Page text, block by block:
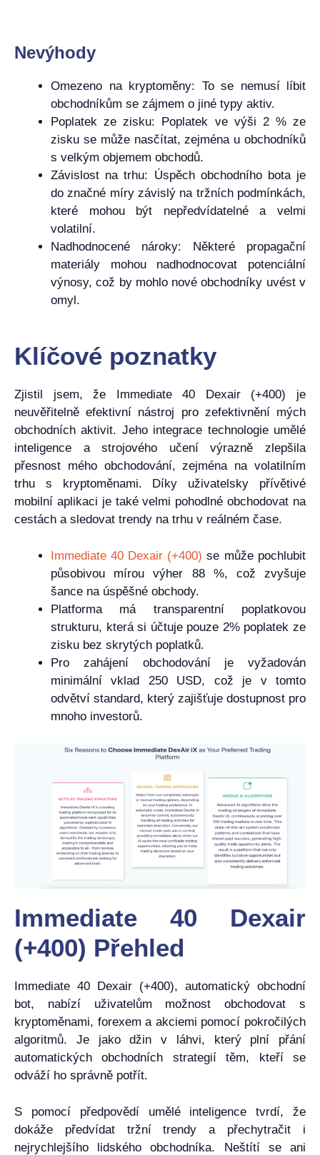
Nevýhody
Omezeno na kryptoměny: To se nemusí líbit
obchodníkům se zájmem o jiné typy aktiv.
Poplatek ze zisku: Poplatek ve výši 2 % ze
zisku se může nasčítat, zejména u obchodníků
s velkým objemem obchodů.
Závislost na trhu: Úspěch obchodního bota je
do značné míry závislý na tržních podmínkách,
které mohou být nepředvídatelné a velmi
volatilní.
Nadhodnocené nároky: Některé propagační
materiály mohou nadhodnocovat potenciální
výnosy, což by mohlo nové obchodníky uvést v
omyl.
Klíčové poznatky
Zjistil jsem, že Immediate 40 Dexair (+400) je
neuvěřitelně efektivní nástroj pro zefektivnění mých
obchodních aktivit. Jeho integrace technologie umělé
inteligence a strojového učení výrazně zlepšila
přesnost mého obchodování, zejména na volatilním
trhu s kryptoměnami. Díky uživatelsky přívětivé
mobilní aplikaci je také velmi pohodlné obchodovat na
cestách a sledovat trendy na trhu v reálném čase.
Immediate 40 Dexair (+400) se může pochlubit
působivou mírou výher 88 %, což zvyšuje
šance na úspěšné obchody.
Platforma má transparentní poplatkovou
strukturu, která si účtuje pouze 2% poplatek ze
zisku bez skrytých poplatků.
Pro zahájení obchodování je vyžadován
minimální vklad 250 USD, což je v tomto
odvětví standard, který zajišťuje dostupnost pro
mnoho investorů.
Immediate 40 Dexair
(+400) Přehled
Immediate 40 Dexair (+400), automatický obchodní
bot, nabízí uživatelům možnost obchodovat s
kryptoměnami, forexem a akciemi pomocí pokročilých
algoritmů. Je jako džin v láhvi, který plní přání
automatických obchodních strategií těm, kteří se
odváží ho správně potřít.
S pomocí předpovědí umělé inteligence tvrdí, že
dokáže předvídat tržní trendy a přechytračit i
nejrychlejšího lidského obchodníka. Neštítí se ani